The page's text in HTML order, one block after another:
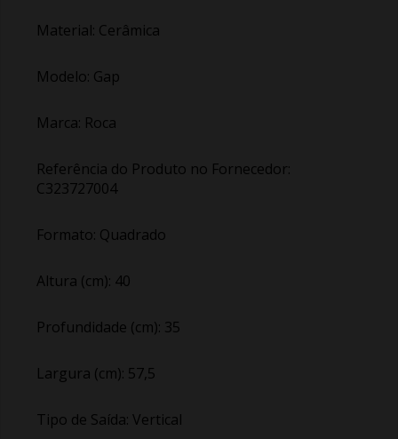
Material: Cerâmica
Modelo: Gap
Marca: Roca
Referência do Produto no Fornecedor:
C323727004
Formato: Quadrado
Altura (cm): 40
Profundidade (cm): 35
Largura (cm): 57,5
Tipo de Saída: Vertical